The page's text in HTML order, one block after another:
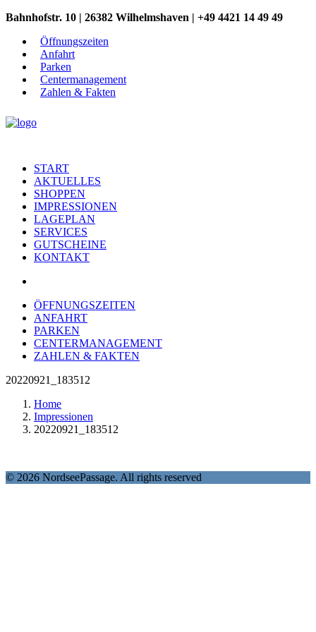
Bahnhofstr. 10 | 26382 Wilhelmshaven | +49 4421 14 49 49
Öffnungszeiten
Anfahrt
Parken
Centermanagement
Zahlen & Fakten
START
AKTUELLES
SHOPPEN
IMPRESSIONEN
LAGEPLAN
SERVICES
GUTSCHEINE
KONTAKT
ÖFFNUNGSZEITEN
ANFAHRT
PARKEN
CENTERMANAGEMENT
ZAHLEN & FAKTEN
20220921_183512
Home
Impressionen
20220921_183512
© 2026 NordseePassage. All rights reserved